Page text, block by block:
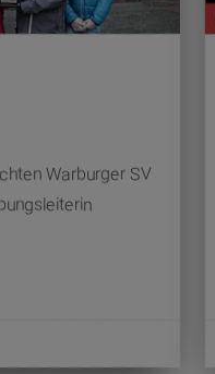
Warburger SV